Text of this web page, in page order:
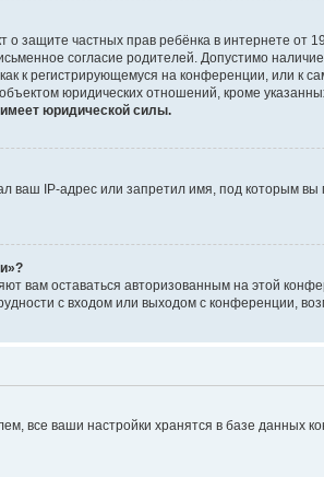
о защите частных прав ребёнка в интернете
согласие родителей. Допустимо
к регистрирующемуся на конференции, или к
юридических отношений, кроме
юридической силы.
ваш IP-адрес или запретил имя, под которым
вам оставаться авторизованным на этой
с входом или выходом с конференции,
все ваши настройки хранятся в базе данных